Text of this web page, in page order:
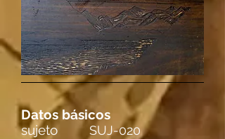
Datos básicos
sujeto SUJ-020